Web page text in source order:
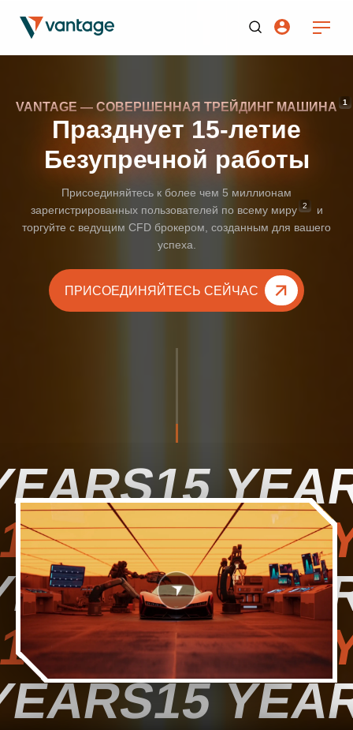
VANTAGE — СОВЕРШЕННАЯ ТРЕЙДИНГ МАШИНА 1
Празднует 15-летие
Безупречной работы
Присоединяйтесь к более чем 5 миллионам
зарегистрированных пользователей по всему миру 2
и
торгуйте с ведущим CFD брокером, созданным для вашего
успеха.
ПРИСОЕДИНЯЙТЕСЬ СЕЙЧАС
15
YEARS 15
15
YEARS 15
15